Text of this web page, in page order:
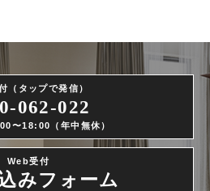
（タップで発信）
062-022
〜18:00（年中無休）
Web受付
みフォーム